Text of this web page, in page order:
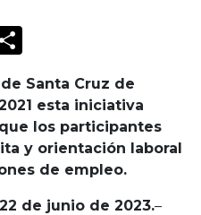
Santa Cruz de
esta iniciativa
los participantes
y orientación laboral
de empleo.
de junio de 2023.–